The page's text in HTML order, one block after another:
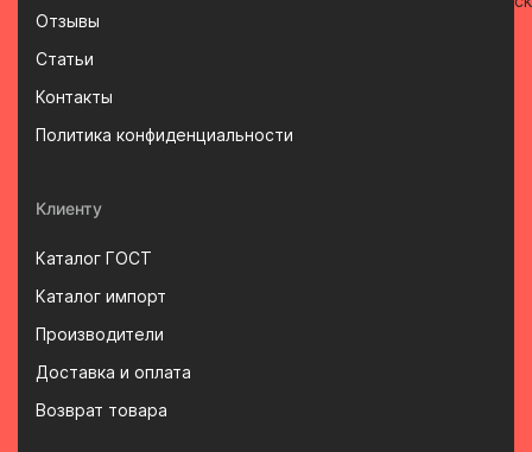
Отзывы
Статьи
Контакты
Политика конфиденциальности
Клиенту
Каталог ГОСТ
Каталог импорт
Производители
Доставка и оплата
Возврат товара